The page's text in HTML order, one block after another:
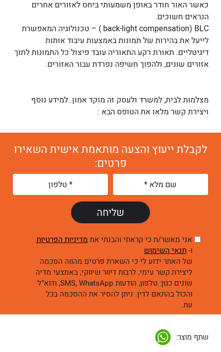
כאשר האור חודר באופן משמעותי ביחס לאזורים אחרים
הנראים חשוכים.
back-light compensation) BLC ) – טכנולוגיה המאפשרת
לייעל את בהירות של תמונות באמצעות עיבוד אותות
דיגיטליים. תאורת רקע התאוריה עובד פיצול כל התמונות לתוך
אזורים שונים, ולהפוך חשיפה נפרדת עבור האזורים.
מצלמות לבית, למשרד ולעסק זה מוקד אמון. למידע נוסף
ויצירת קשר מלאו את הטופס הבא :
לקבלת ייעוץ והצעה מותאמת אישית השאירו
פרטים:
אני מאשר/ת כי קראתי והבנתי את מדיניות הפרטיות
ו-תנאי השימוש
של האתר.ידוע לי כי השארת פרטים מהווה הסכמה
ליצירת קשר עימי, לרבות דיוור שיווקי, באמצעי מדיה
שונים כגון: טלפון, הודעות SMS, WhatsApp, ודוא״ל
והכול בהתאם לדין. ניתן להסיר את ההסכמה בכל
עת.
שתף מוצר: